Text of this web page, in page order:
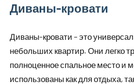
Диваны-кровати
Диваны-кровати – это
небольших квартир. Они легко
полноценное спальное место и
использованы как для отдыха,